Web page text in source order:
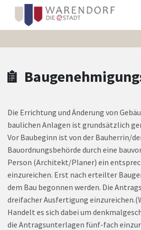
Zum Header
Zum Hauptinhalt
Zum Footer
Zum Hauptinhalt springen
Die Errichtung und Änderung von
baulichen Anlagen ist grundsätzlich
Vor Baubeginn ist von der Bauherrin/
Bauordnungsbehörde durch eine
Person (Architekt/Planer) ein
einzureichen. Erst nach erteilter
dem Bau begonnen werden. Die
dreifacher Ausfertigung
Handelt es sich dabei um
die Antragsunterlagen fünf-fach